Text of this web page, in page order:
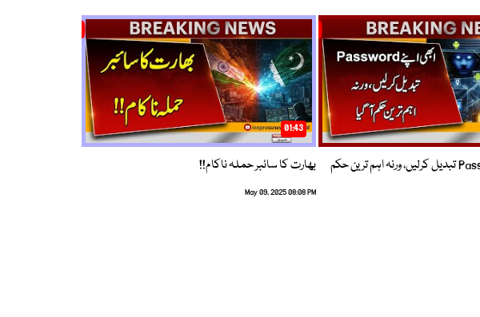
ابھی اپنے Password تبدیل کرلیں، ورنہ اہم ترین حکم
01:43
بھارت کا سائبر حملہ ناکام!!
May 09, 2025 08:08 PM